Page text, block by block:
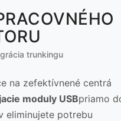
trunkingu
na zefektívnené centrá
moduly USBpriamo
eliminujete potrebu